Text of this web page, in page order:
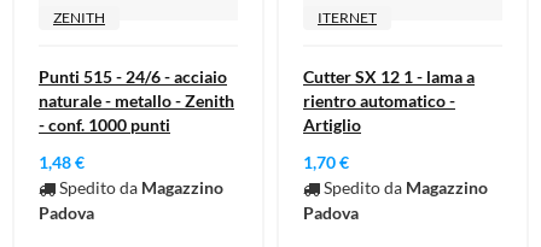
ZENITH
Punti 515 - 24/6 - acciaio
naturale - metallo - Zenith
- conf. 1000 punti
1,48 €
Spedito da Magazzino
Padova
ITERNET
Cutter SX 12 1 - lama a
rientro automatico -
Artiglio
1,70 €
Spedito da Magazzino
Padova